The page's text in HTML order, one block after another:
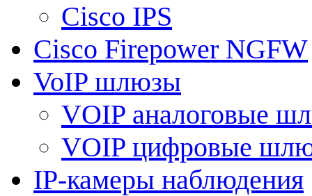
Cisco IPS
Cisco Firepower NGFW
VoIP шлюзы
VOIP аналоговые
VOIP цифровые
IP-камеры наблюдения